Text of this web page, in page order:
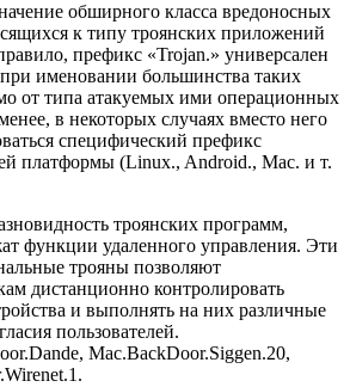
обширного класса вредоносных
к типу троянских приложений
префикс «Trojan.» универсален
при именовании большинства таких
от типа атакуемых ими операционных
в некоторых случаях вместо него
специфический префикс
платформы (Linux., Android., Mac. и т.
троянских программ,
функции удаленного управления. Эти
трояны позволяют
дистанционно контролировать
и выполнять на них различные
пользователей.
Mac.BackDoor.Siggen.20,